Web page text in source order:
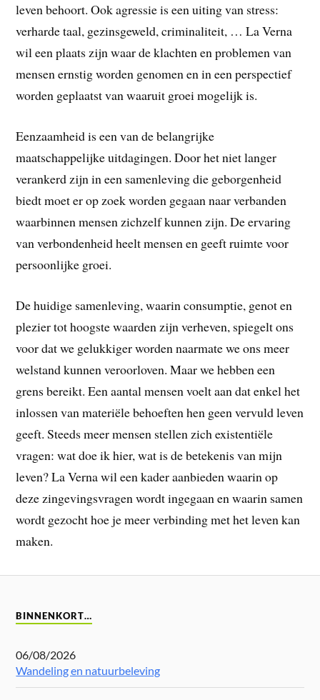
leven behoort. Ook agressie is een uiting van stress:
verharde taal, gezinsgeweld, criminaliteit, … La Verna
wil een plaats zijn waar de klachten en problemen van
mensen ernstig worden genomen en in een perspectief
worden geplaatst van waaruit groei mogelijk is.
Eenzaamheid is een van de belangrijke
maatschappelijke uitdagingen. Door het niet langer
verankerd zijn in een samenleving die geborgenheid
biedt moet er op zoek worden gegaan naar verbanden
waarbinnen mensen zichzelf kunnen zijn. De ervaring
van verbondenheid heelt mensen en geeft ruimte voor
persoonlijke groei.
De huidige samenleving, waarin consumptie, genot en
plezier tot hoogste waarden zijn verheven, spiegelt ons
voor dat we gelukkiger worden naarmate we ons meer
welstand kunnen veroorloven. Maar we hebben een
grens bereikt. Een aantal mensen voelt aan dat enkel het
inlossen van materiële behoeften hen geen vervuld leven
geeft. Steeds meer mensen stellen zich existentiële
vragen: wat doe ik hier, wat is de betekenis van mijn
leven? La Verna wil een kader aanbieden waarin op
deze zingevingsvragen wordt ingegaan en waarin samen
wordt gezocht hoe je meer verbinding met het leven kan
maken.
BINNENKORT…
06/08/2026
Wandeling en natuurbeleving